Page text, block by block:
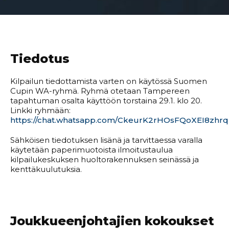
Tiedotus
Kilpailun tiedottamista varten on käytössä Suomen
Cupin WA-ryhmä. Ryhmä otetaan Tampereen
tapahtuman osalta käyttöön torstaina 29.1. klo 20.
Linkki ryhmään:
https://chat.whatsapp.com/CkeurK2rHOsFQoXEI8zhrq
Sähköisen tiedotuksen lisänä ja tarvittaessa varalla
käytetään paperimuotoista ilmoitustaulua
kilpailukeskuksen huoltorakennuksen seinässä ja
kenttäkuulutuksia.
Joukkueenjohtajien kokoukset